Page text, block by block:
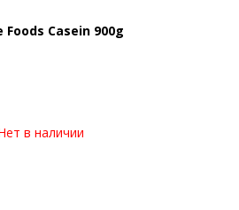
Foods Casein 900g
в наличии